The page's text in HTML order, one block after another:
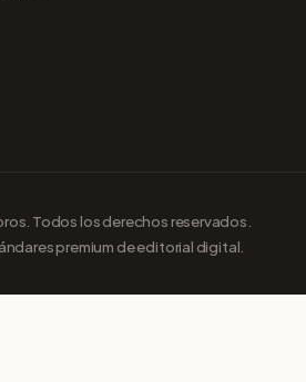
Todos los derechos reservados.
premium de editorial digital.